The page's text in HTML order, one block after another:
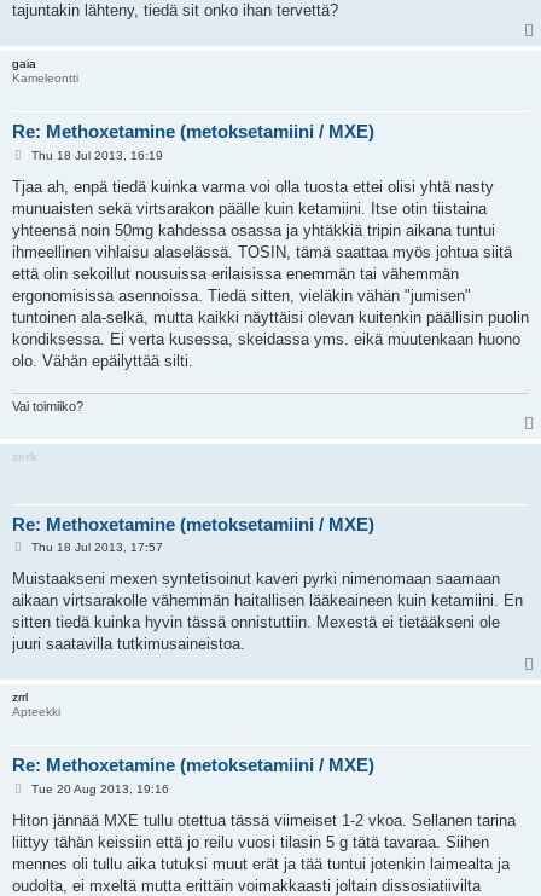
tajuntakin lähteny, tiedä sit onko ihan tervettä?
gaia
Kameleontti
Re: Methoxetamine (metoksetamiini / MXE)
P
s
Thu 18 Jul 2013, 16:19
Tjaa ah, enpä tiedä kuinka varma voi olla tuosta ettei olisi yhtä nasty
munuaisten sekä virtsarakon päälle kuin ketamiini. Itse otin tiistaina
yhteensä noin 50mg kahdessa osassa ja yhtäkkiä tripin aikana tuntui
ihmeellinen vihlaisu alaselässä. TOSIN, tämä saattaa myös johtua siitä
että olin sekoillut nousuissa erilaisissa enemmän tai vähemmän
ergonomisissa asennoissa. Tiedä sitten, vieläkin vähän "jumisen"
tuntoinen ala-selkä, mutta kaikki näyttäisi olevan kuitenkin päällisin puolin
kondiksessa. Ei verta kusessa, skeidassa yms. eikä muutenkaan huono
olo. Vähän epäilyttää silti.
Vai toimiiko?
zerk
Re: Methoxetamine (metoksetamiini / MXE)
P
s
Thu 18 Jul 2013, 17:57
Muistaakseni mexen syntetisoinut kaveri pyrki nimenomaan saamaan
aikaan virtsarakolle vähemmän haitallisen lääkeaineen kuin ketamiini. En
sitten tiedä kuinka hyvin tässä onnistuttiin. Mexestä ei tietääkseni ole
juuri saatavilla tutkimusaineistoa.
zrrl
Apteekki
Re: Methoxetamine (metoksetamiini / MXE)
P
s
Tue 20 Aug 2013, 19:16
Hiton jännää MXE tullu otettua tässä viimeiset 1-2 vkoa. Sellanen tarina
liittyy tähän keissiin että jo reilu vuosi tilasin 5 g tätä tavaraa. Siihen
mennes oli tullu aika tutuksi muut erät ja tää tuntui jotenkin laimealta ja
oudolta, ei mxeltä mutta erittäin voimakkaasti joltain dissosiatiivilta